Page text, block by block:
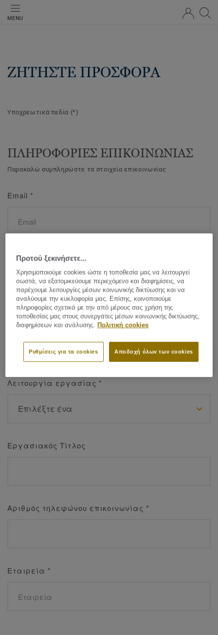
MENU
ΖΗΤΗΣΤΕ ΠΡΟΣΦΟΡΑ
Υποχρεωτικά πεδία (*)
ΠΛΗΡΟΦΟΡΙΕΣ ΕΠΙΚΟΙΝΩΝΙΑΣ
Παρακαλώ συμπληρώστε τα στοιχεία επικοινωνίας
Email *
Όνομα*
Επίθετο*
Λειτουργία εργασίας *
Εργασιακός Τίτλος
Αριθμός τηλεφώνου επικοινωνίας *
Εταιρεία *
Προτού ξεκινήσετε...
Χρησιμοποιούμε cookies ώστε η τοποθεσία μας να λειτουργεί
σωστά, να εξατομικεύουμε περιεχόμενο και διαφημίσεις, να
παρέχουμε λειτουργίες μέσων κοινωνικής δικτύωσης και να
αναλύουμε την κυκλοφορία μας. Επίσης, κοινοποιούμε
πληροφορίες σχετικά με την από μέρους σας χρήση της
τοποθεσίας μας στους συνεργάτες μέσων κοινωνικής δικτύωσης,
διαφημίσεων και ανάλυσης.
Πολιτική cookies
Αποδοχή όλων των cookies
Ρυθμίσεις για τα cookies